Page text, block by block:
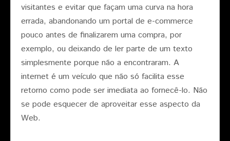
visitantes e evitar que façam uma curva na hora
errada, abandonando um portal de e-commerce
pouco antes de finalizarem uma compra, por
exemplo, ou deixando de ler parte de um texto
simplesmente porque não a encontraram. A
internet é um veículo que não só facilita esse
retorno como pode ser imediata ao fornecê-lo. Não
se pode esquecer de aproveitar esse aspecto da
Web.